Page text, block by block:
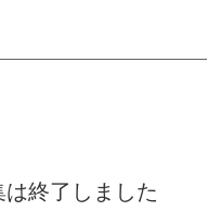
終了しました